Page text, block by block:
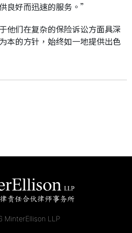
良好而迅速的服务。”
他们在复杂的保险诉讼方面具深
本的方针，始终如一地提供出色
MinterEllison LLP